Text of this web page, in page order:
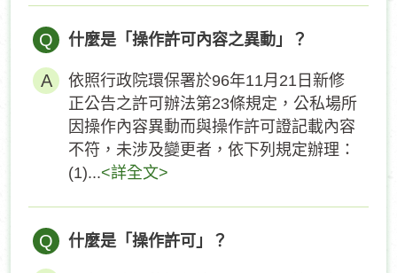
Q 什麼是「操作許可內容之異動」？
依照行政院環保署於96年11月21日新修
正公告之許可辦法第23條規定，公私場所
因操作內容異動而與操作許可證記載內容
不符，未涉及變更者，依下列規定辦理：
(1)...<詳全文>
Q 什麼是「操作許可」？